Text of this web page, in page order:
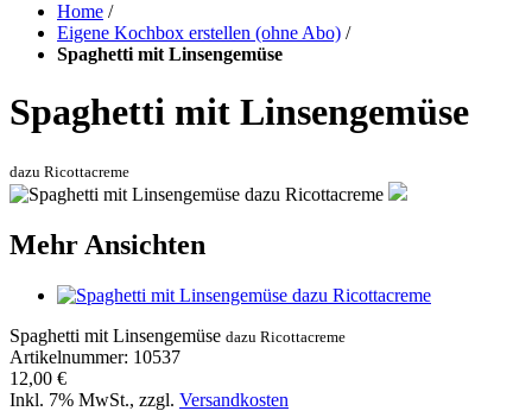
Home /
Eigene Kochbox erstellen (ohne Abo) /
Spaghetti mit Linsengemüse
Spaghetti mit Linsengemüse
dazu Ricottacreme
Mehr Ansichten
Spaghetti mit Linsengemüse dazu Ricottacreme
Artikelnummer: 10537
12,00 €
Inkl. 7% MwSt., zzgl. Versandkosten